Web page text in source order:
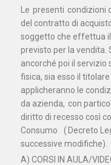
Le presenti condizioni
del contratto di
soggetto che effettua
previsto per la vendita.
ancorché poi il
fisica, sia esso il
applicheranno le
da azienda, con
diritto di recesso così
Consumo
( Decreto
successive modifiche).
A) CORSI IN AULA/